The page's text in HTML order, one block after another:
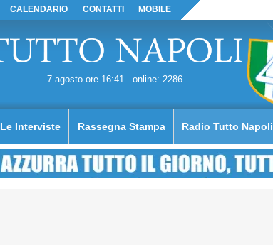
CALENDARIO CONTATTI MOBILE
7 agosto ore 16:41 online: 2286
Le Interviste Rassegna Stampa Radio Tutto Napoli